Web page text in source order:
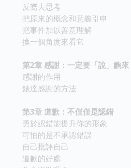
反嚮去思考
把原來的概念和意義引申
把事件加以善意理解
換一個角度來看它
第2章 感謝：一定要「說」齣來
感謝的作用
錶達感謝的方法
第3章 道歉：不僅僅是認錯
勇於認錯能提升你的形象
可怕的是不承認錯誤
自己批評自己
道歉的好處